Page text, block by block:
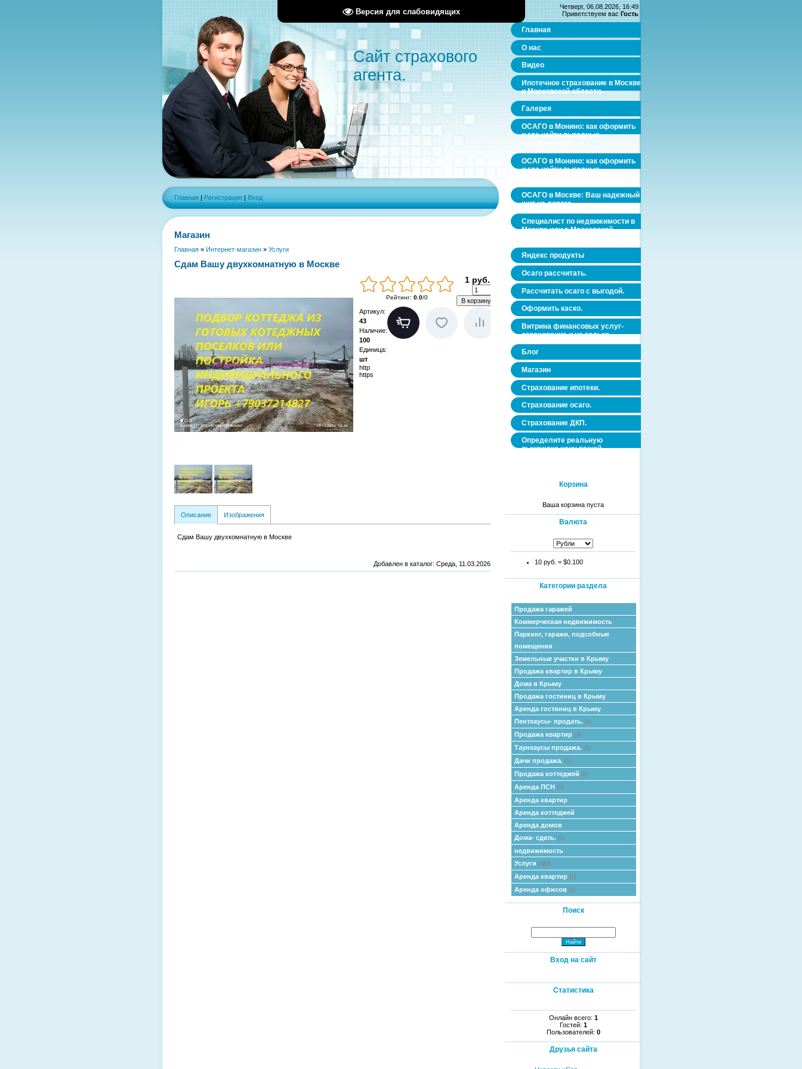
Версия для слабовидящих
Сайт страхового
агента.
Главная | Регистрация | Вход
Магазин
Главная » Интернет-магазин » Услуги
Сдам Вашу двухкомнатную в Москве
Рейтинг: 0.0/0
1 руб.
Артикул:
43
Наличие:
100
Единица:
шт
http
https
Описание Изображения
Сдам Вашу двухкомнатную в Москве
Добавлен в каталог: Среда, 11.03.2026
Четверг, 06.08.2026, 16:49
Приветствуем вас Гость
Главная
О нас
Видео
Ипотечное страхование в Москве
и Московской области.
Галерея
ОСАГО в Монино: как оформить
и где найти выгодные
ОСАГО в Монино: как оформить
и где найти выгодные
ОСАГО в Москве: Ваш надежный
щит на дороге
Специалист по недвижимости в
Москве или в Московской
Яндекс продукты
Осаго рассчитать.
Рассчитать осаго с выгодой.
Оформить каско.
Витрина финансовых услуг-
страхование и не только.
Блог
Магазин
Страхование ипотеки.
Страхование осаго.
Страхование ДКП.
Определите реальную
рыночную цену вашей
Корзина
Ваша корзина пуста
Валюта
10 руб. = $0.100
Категории раздела
Продажа гаражей
Коммерческая недвижимость
Паркинг, гаражи, подсобные
помещения
Земельные участки в Крыму
Продажа квартир в Крыму
Дома в Крыму
Продажа гостиниц в Крыму
Аренда гостиниц в Крыму
Пентхаусы- продать. (1)
Продажа квартир (7)
Таунхаусы продажа. (1)
Дачи продажа. (1)
Продажа коттеджей (8)
Аренда ПСН (1)
Аренда квартир
Аренда коттеджей
Аренда домов
Дома- сдать. (1)
недвижимость
Услуги (482)
Аренда квартир (1)
Аренда офисов (2)
Поиск
Вход на сайт
Статистика
Онлайн всего: 1
Гостей: 1
Пользователей: 0
Друзья сайта